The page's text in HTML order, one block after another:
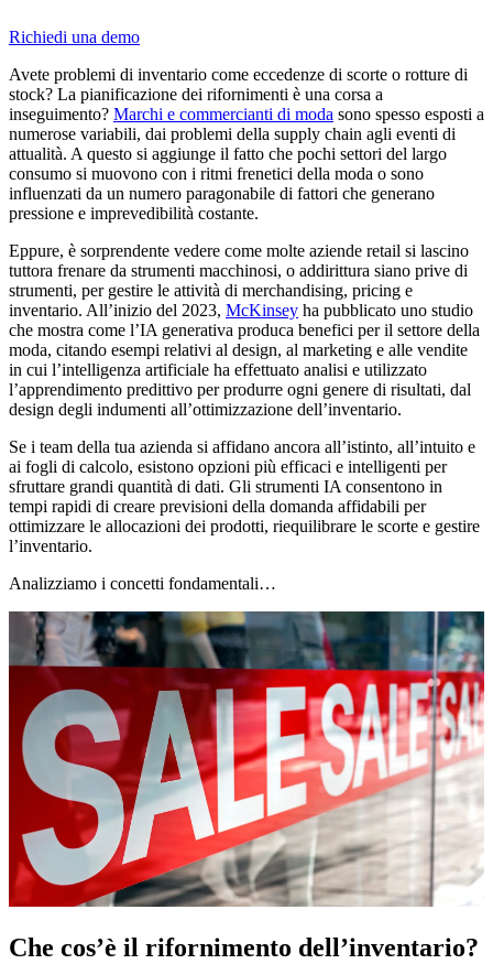
Richiedi una demo
Avete problemi di inventario come eccedenze di scorte o rotture di
stock? La pianificazione dei rifornimenti è una corsa a
inseguimento? Marchi e commercianti di moda sono spesso esposti a
numerose variabili, dai problemi della supply chain agli eventi di
attualità. A questo si aggiunge il fatto che pochi settori del largo
consumo si muovono con i ritmi frenetici della moda o sono
influenzati da un numero paragonabile di fattori che generano
pressione e imprevedibilità costante.
Eppure, è sorprendente vedere come molte aziende retail si lascino
tuttora frenare da strumenti macchinosi, o addirittura siano prive di
strumenti, per gestire le attività di merchandising, pricing e
inventario. All’inizio del 2023, McKinsey ha pubblicato uno studio
che mostra come l’IA generativa produca benefici per il settore della
moda, citando esempi relativi al design, al marketing e alle vendite
in cui l’intelligenza artificiale ha effettuato analisi e utilizzato
l’apprendimento predittivo per produrre ogni genere di risultati, dal
design degli indumenti all’ottimizzazione dell’inventario.
Se i team della tua azienda si affidano ancora all’istinto, all’intuito e
ai fogli di calcolo, esistono opzioni più efficaci e intelligenti per
sfruttare grandi quantità di dati. Gli strumenti IA consentono in
tempi rapidi di creare previsioni della domanda affidabili per
ottimizzare le allocazioni dei prodotti, riequilibrare le scorte e gestire
l’inventario.
Analizziamo i concetti fondamentali…
Che cos’è il rifornimento dell’inventario?